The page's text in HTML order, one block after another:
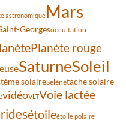
astronomiqueMars
Georgesoccultation
Planète rouge
SaturneSoleil
solaireSélénétache solaire
vidéoVLTVoie lactée
étoileétoile polaire